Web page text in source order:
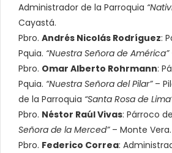
Administrador de la Parroquia
Cayastá.
Pbro. Andrés Nicolás Rodríguez:
Pquia. “Nuestra Señora de América”
Pbro. Omar Alberto Rohrmann:
Pquia. “Nuestra Señora del Pilar”–
de la Parroquia “Santa Rosa de
Pbro. Néstor Raúl Vivas: Párroco
Señora de la Merced”– Monte Vera.
Pbro. Federico Correa: